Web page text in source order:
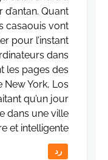
Quant
casaouis vont
pour l’instant
dans
les pages des
York, Los
qu’un jour
dans une ville
et intelligente.
رد